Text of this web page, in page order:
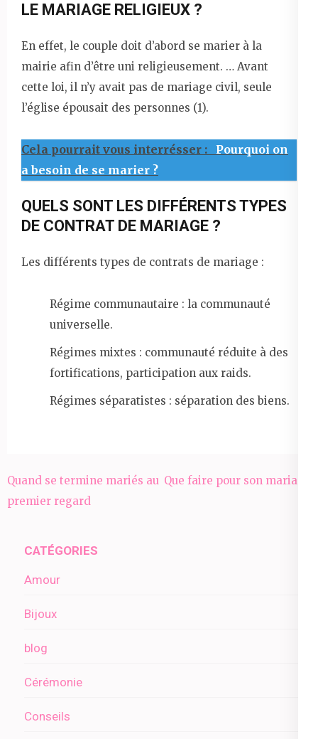
LE MARIAGE RELIGIEUX ?
En effet, le couple doit d’abord se marier à la
mairie afin d’être uni religieusement. … Avant
cette loi, il n’y avait pas de mariage civil, seule
l’église épousait des personnes (1).
Cela pourrait vous interrésser :
Pourquoi on
a besoin de se marier ?
QUELS SONT LES DIFFÉRENTS TYPES
DE CONTRAT DE MARIAGE ?
Les différents types de contrats de mariage :
Régime communautaire : la communauté
universelle.
Régimes mixtes : communauté réduite à des
fortifications, participation aux raids.
Régimes séparatistes : séparation des biens.
Navigation
de
Quand se termine mariés au
premier regard
Que faire pour son mariage
CATÉGORIES
Amour
Bijoux
blog
Cérémonie
Conseils